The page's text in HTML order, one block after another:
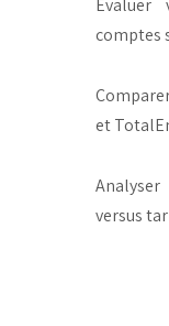
comptes
et
versus